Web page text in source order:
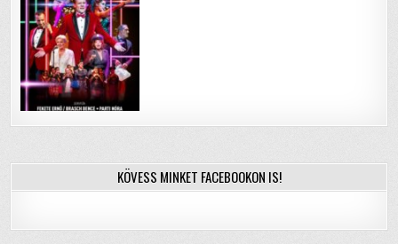
KÖVESS MINKET FACEBOOKON IS!